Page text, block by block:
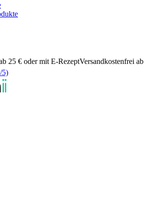
25 € oder mit E-RezeptVersandkostenfrei
5)